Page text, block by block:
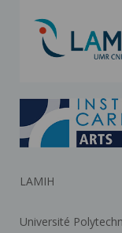
LAMIH
Université